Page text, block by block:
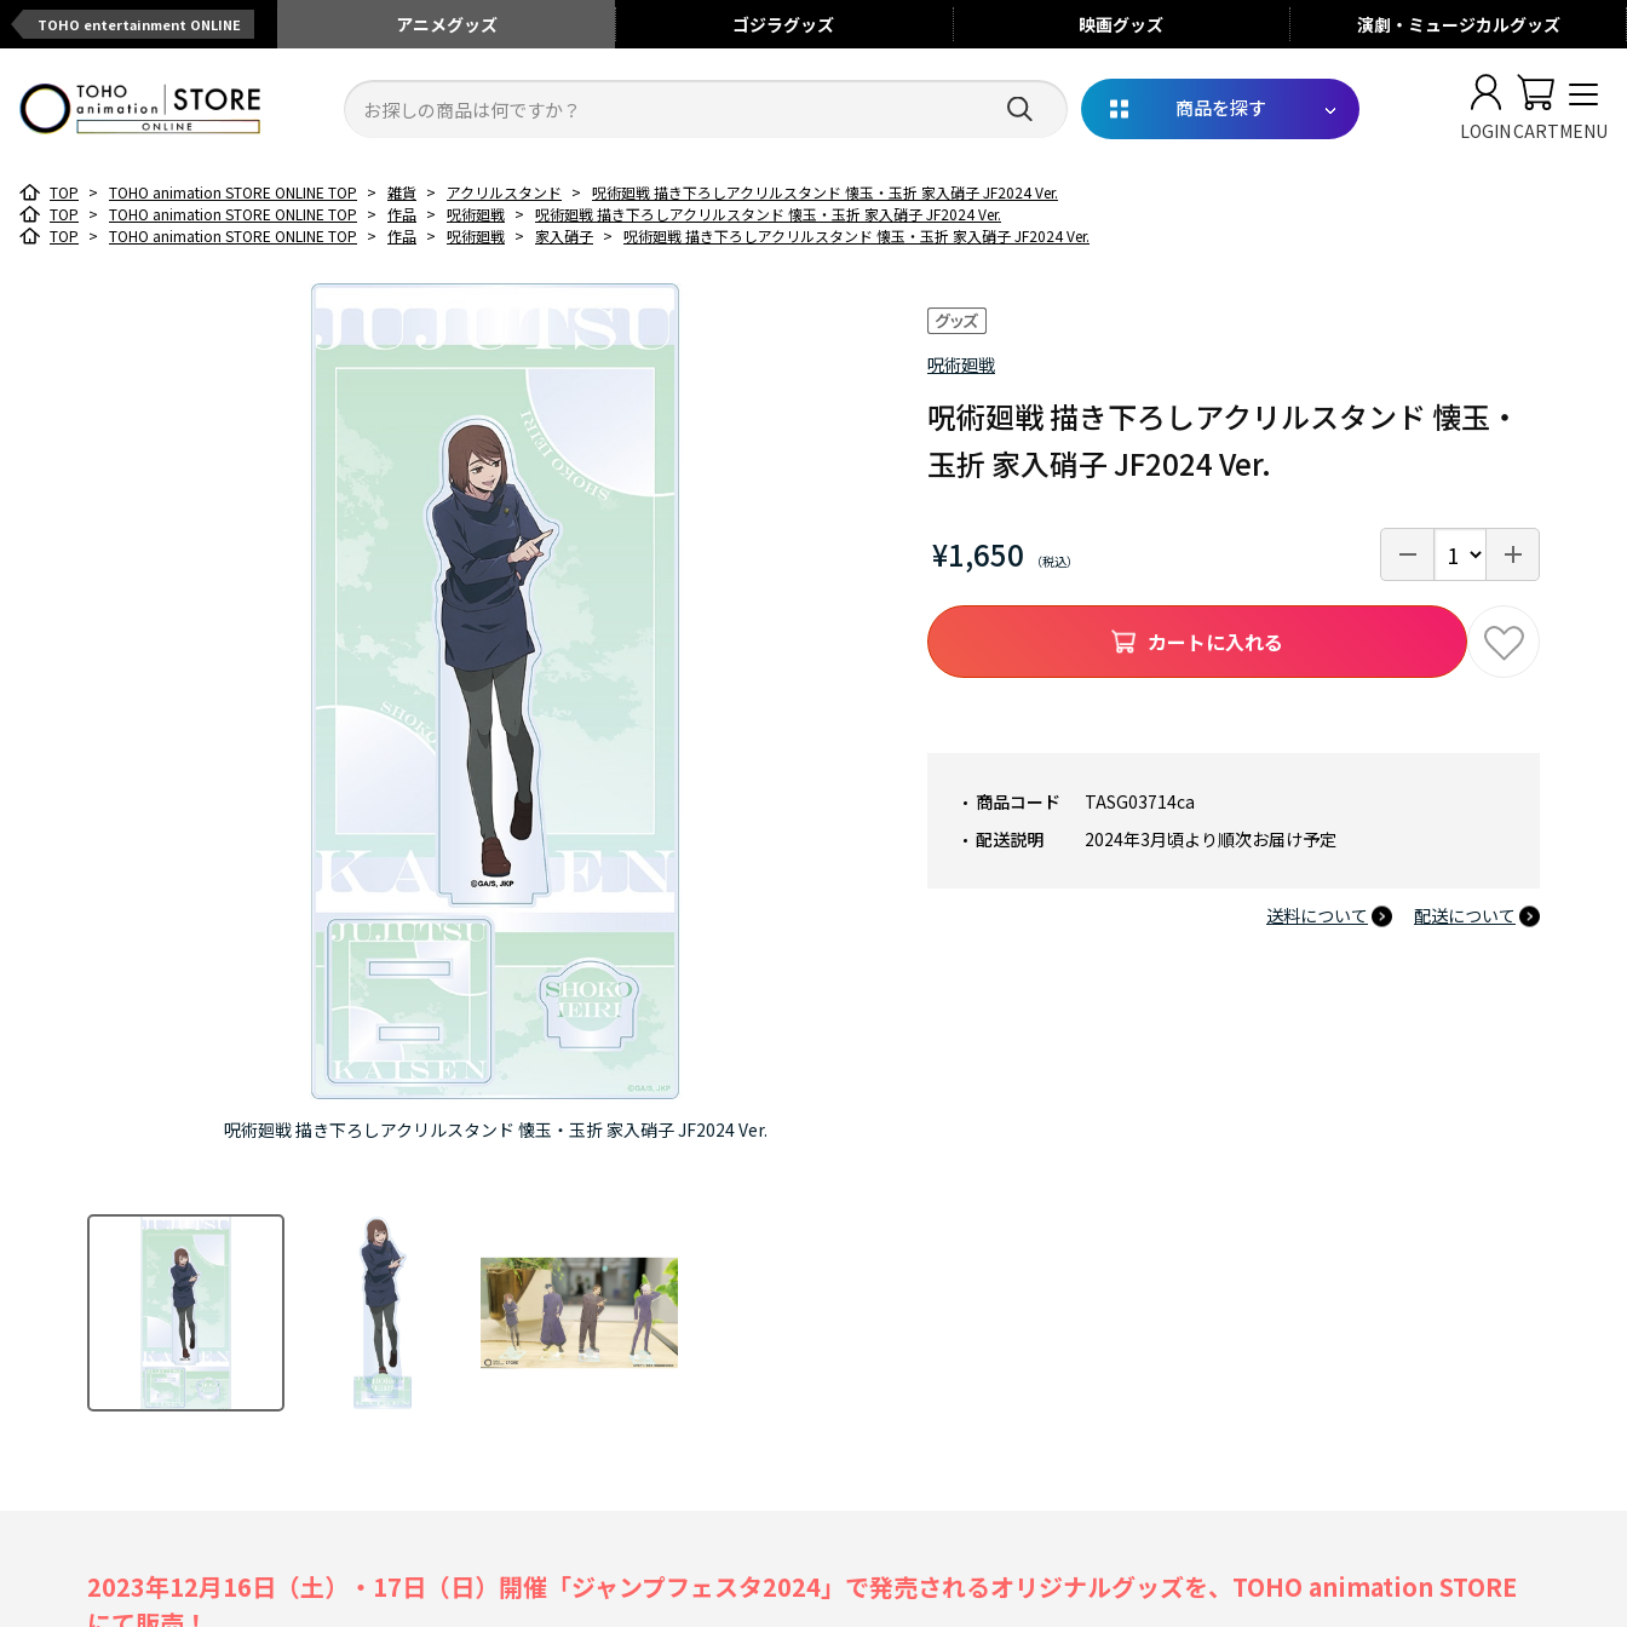
TOHO entertainment ONLINE アニメグッズ ゴジラグッズ 映画グッズ 演劇・ミュージカルグッズ
商品を探す
LOGINCARTMENU
TOP > TOHO animation STORE ONLINE TOP > 雑貨 > アクリルスタンド > 呪術廻戦 描き下ろしアクリルスタンド 懐玉・玉折 家入硝子 JF2024 Ver.
TOP > TOHO animation STORE ONLINE TOP > 作品 > 呪術廻戦 > 呪術廻戦 描き下ろしアクリルスタンド 懐玉・玉折 家入硝子 JF2024 Ver.
TOP > TOHO animation STORE ONLINE TOP > 作品 > 呪術廻戦 > 家入硝子 > 呪術廻戦 描き下ろしアクリルスタンド 懐玉・玉折 家入硝子 JF2024 Ver.
呪術廻戦 描き下ろしアクリルスタンド 懐玉・玉折 家入硝子 JF2024 Ver.
呪術廻戦
呪術廻戦 描き下ろしアクリルスタンド 懐玉・
玉折 家入硝子 JF2024 Ver.
¥1,650
商品コード
TASG03714ca
配送説明
2024年3月頃より順次お届け予定
送料について 配送について
カートに入れる
2023年12月16日（土）・17日（日）開催「ジャンプフェスタ2024」で発売されるオリジナルグッズを、TOHO animation STORE